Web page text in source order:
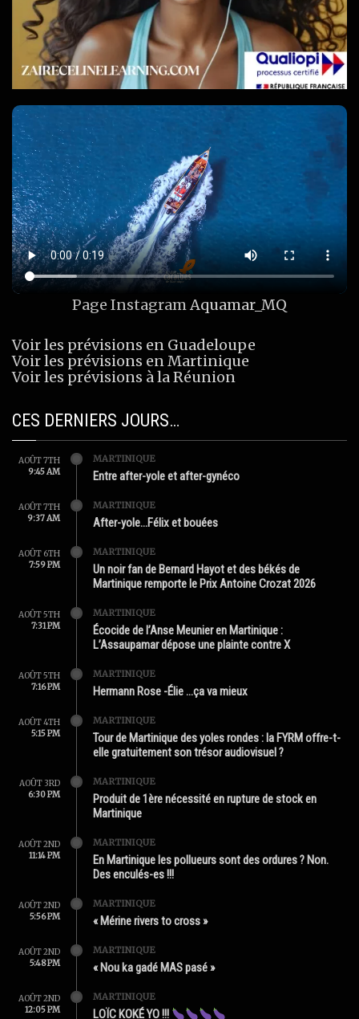
Page InstagramAquamar_MQ
Voir les prévisions en Guadeloupe
Voir les prévisions en Martinique
Voir les prévisions à la Réunion
CES DERNIERS JOURS…
AOÛT 7TH
9:45 AM
MARTINIQUE
Entre after-yole et after-gynéco
AOÛT 7TH
9:37 AM
MARTINIQUE
After-yole…Félix et bouées
AOÛT 6TH
7:59 PM
MARTINIQUE
Un noir fan de Bernard Hayot et des békés de
Martinique remporte le Prix Antoine Crozat 2026
AOÛT 5TH
7:31 PM
MARTINIQUE
Écocide de l’Anse Meunier en Martinique :
L’Assaupamar dépose une plainte contre X
AOÛT 5TH
7:16 PM
MARTINIQUE
Hermann Rose -Élie …ça va mieux
AOÛT 4TH
5:15 PM
MARTINIQUE
Tour de Martinique des yoles rondes : la FYRM offre-t-
elle gratuitement son trésor audiovisuel ?
AOÛT 3RD
6:30 PM
MARTINIQUE
Produit de 1ère nécessité en rupture de stock en
Martinique
AOÛT 2ND
11:14 PM
MARTINIQUE
En Martinique les pollueurs sont des ordures ? Non.
Des enculés-es !!!
AOÛT 2ND
5:56 PM
MARTINIQUE
« Mérine rivers to cross »
AOÛT 2ND
5:48 PM
MARTINIQUE
« Nou ka gadé MAS pasé »
AOÛT 2ND
12:05 PM
MARTINIQUE
LOÏC KOKÉ YO !!!